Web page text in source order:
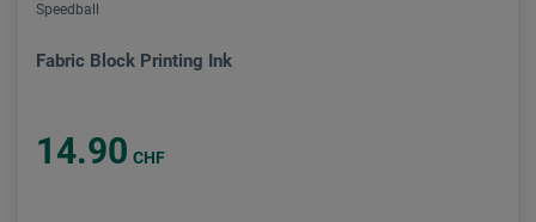
Speedball
Fabric Block Printing Ink
14.90 CHF